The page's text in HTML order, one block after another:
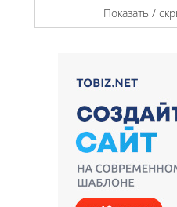
Показать /